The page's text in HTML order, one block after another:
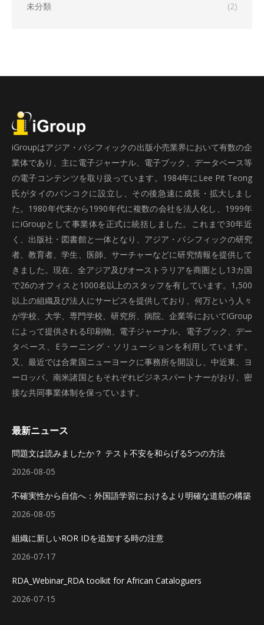
未分類
(2)
iGroupはアジア・パシフィックの出版小売業界において有数の企
業体であり、主に電子ジャーナル、電子ブック、データベース等
の電子コンテンツを取り扱っています。1984年にLee Pit Teong
氏がタイのバンコクに設立し、その後急速に成長・拡大しまし
た。1980年代末から1990年代に複数の会社を法人化し、1999年
にiGroupとして事業体を正式に統括しました。これまで30年近
く、出版社・図書館と一体となり、アジア・パシフィックの研究
者、教育者、学生、医師、サーチャーなどに研究情報を提供して
きました。現在、全アジア及びオーストラリアを商圏とし13カ国
で26のオフィスと1000名以上のスタッフを有しています。1,500
以上の組織及び法人にサービスを提供しており、何万という人々
が学校、大学、専門学校、研究所、病院、企業等においてiGroup
によって提供される印刷物、電子ジャーナル、電子ブック、デー
タベース、Eラーニング・ソリューションを利用しています。
又、最近では合衆国ニューヨークに事務所を開設し、中近東、ヨ
ーロッパ、南米諸国ともそれぞれビジネスパートナーがおり、密
接な共同事業体制を保っています。
最新ニュース
問題文は読みましたか？ テスト不安を和らげる5つの方法
2026-08-05
不確実性から自信へ：外国語学習におけるより明確な道筋の構築
2026-08-05
組織に新しいROR IDを追加する時の注意
2026-07-17
RDA_Webinar_RDA toolkit for African Cataloguers
2026-07-15